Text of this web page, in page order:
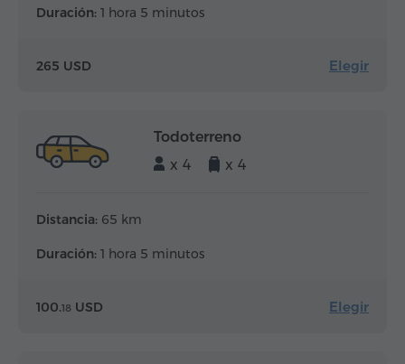
Duración: 1 hora 5 minutos
265 USD Elegir
Todoterreno
x 4
x 4
Distancia: 65 km
Duración: 1 hora 5 minutos
100.18 USD Elegir